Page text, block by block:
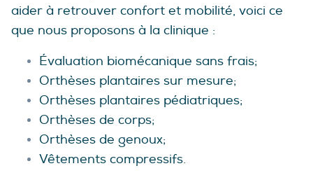
aider à retrouver confort et mobilité, voici ce
que nous proposons à la clinique :
Évaluation biomécanique sans frais;
Orthèses plantaires sur mesure;
Orthèses plantaires pédiatriques;
Orthèses de corps;
Orthèses de genoux;
Vêtements compressifs.